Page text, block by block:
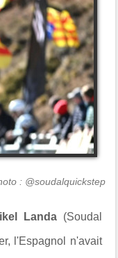
: @soudalquickstep
Landa (Soudal
l'Espagnol n'avait